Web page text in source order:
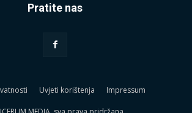
Pratite nas
Uvjeti korištenja Impressum